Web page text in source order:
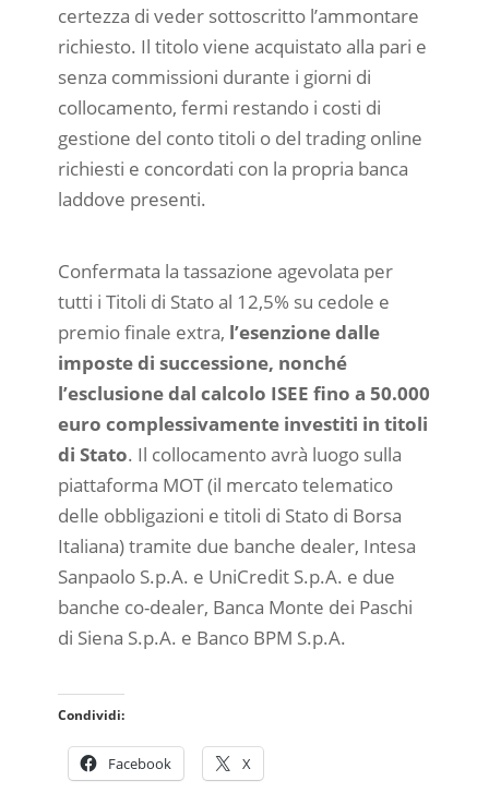
certezza di veder sottoscritto l’ammontare
richiesto. Il titolo viene acquistato alla pari e
senza commissioni durante i giorni di
collocamento, fermi restando i costi di
gestione del conto titoli o del trading online
richiesti e concordati con la propria banca
laddove presenti.
Confermata la tassazione agevolata per
tutti i Titoli di Stato al 12,5% su cedole e
premio finale extra, l’esenzione dalle
imposte di successione, nonché
l’esclusione dal calcolo ISEE fino a 50.000
euro complessivamente investiti in titoli
di Stato. Il collocamento avrà luogo sulla
piattaforma MOT (il mercato telematico
delle obbligazioni e titoli di Stato di Borsa
Italiana) tramite due banche dealer, Intesa
Sanpaolo S.p.A. e UniCredit S.p.A. e due
banche co-dealer, Banca Monte dei Paschi
di Siena S.p.A. e Banco BPM S.p.A.
Condividi:
Facebook X